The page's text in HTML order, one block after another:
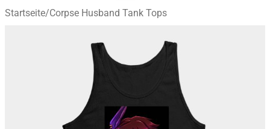
Startseite/Corpse Husband Tank Tops